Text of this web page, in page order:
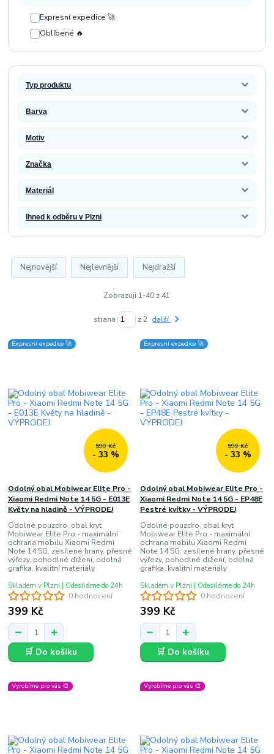
Expresní expedice 🚀
Oblíbené 🔥
Typ produktu
Barva
Motiv
Značka
Materiál
Ihned k odběru v Plzni
Nejnovější Nejlevnější Nejdražší
Zobrazuji 1-40 z 41
strana z 2 další
Expresní expedice 🚀
599 Kč
- 33 %
0 hodnocení
Odolný obal Mobiwear Elite Pro -
Xiaomi Redmi Note 14 5G - E013E
Květy na hladině - VÝPRODEJ
Odolné pouzdro, obal kryt
Mobiwear Elite Pro - maximální
ochrana mobilu Xiaomi Redmi
Note 14 5G, zesílené hrany, přesné
výřezy, pohodlné držení, odolná
grafika, kvalitní materiály
399 Kč
Skladem v Plzni | Odesíláme do 24h
🛒 Do košíku
Expresní expedice 🚀
599 Kč
- 33 %
0 hodnocení
Odolný obal Mobiwear Elite Pro -
Xiaomi Redmi Note 14 5G - EP48E
Pestré kvítky - VÝPRODEJ
Odolné pouzdro, obal kryt
Mobiwear Elite Pro - maximální
ochrana mobilu Xiaomi Redmi
Note 14 5G, zesílené hrany, přesné
výřezy, pohodlné držení, odolná
grafika, kvalitní materiály
399 Kč
Skladem v Plzni | Odesíláme do 24h
🛒 Do košíku
Vyrobíme pro vás 🎨 Vyrobíme pro vás 🎨